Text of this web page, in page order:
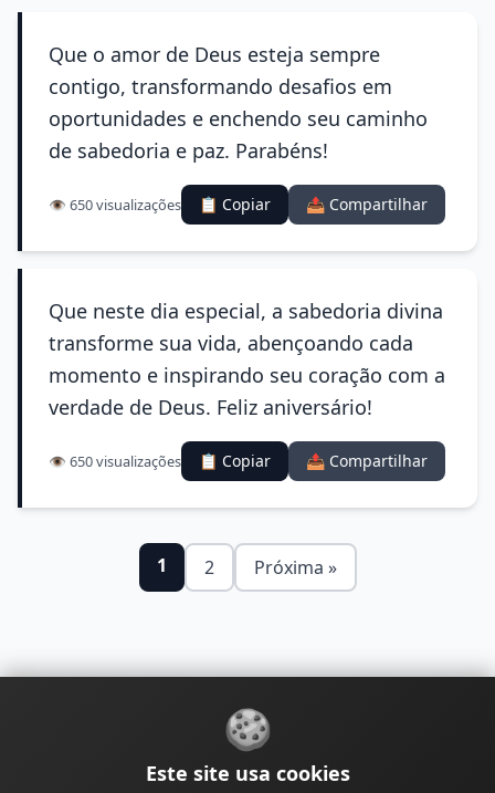
Que o amor de Deus esteja sempre
contigo, transformando desafios em
oportunidades e enchendo seu caminho
de sabedoria e paz. Parabéns!
👁️ 650 visualizações 📋 Copiar 📤 Compartilhar
Que neste dia especial, a sabedoria divina
transforme sua vida, abençoando cada
momento e inspirando seu coração com a
verdade de Deus. Feliz aniversário!
👁️ 650 visualizações 📋 Copiar 📤 Compartilhar
1 2 Próxima »
ContatoPolítica de Privacidade
🍪
Este site usa cookies